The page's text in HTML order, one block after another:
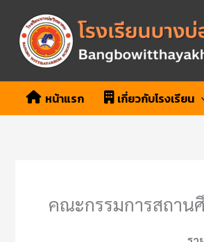
content
หน้าแรก เกี่ยวกับโรงเรียน
คณะกรรมการสถา